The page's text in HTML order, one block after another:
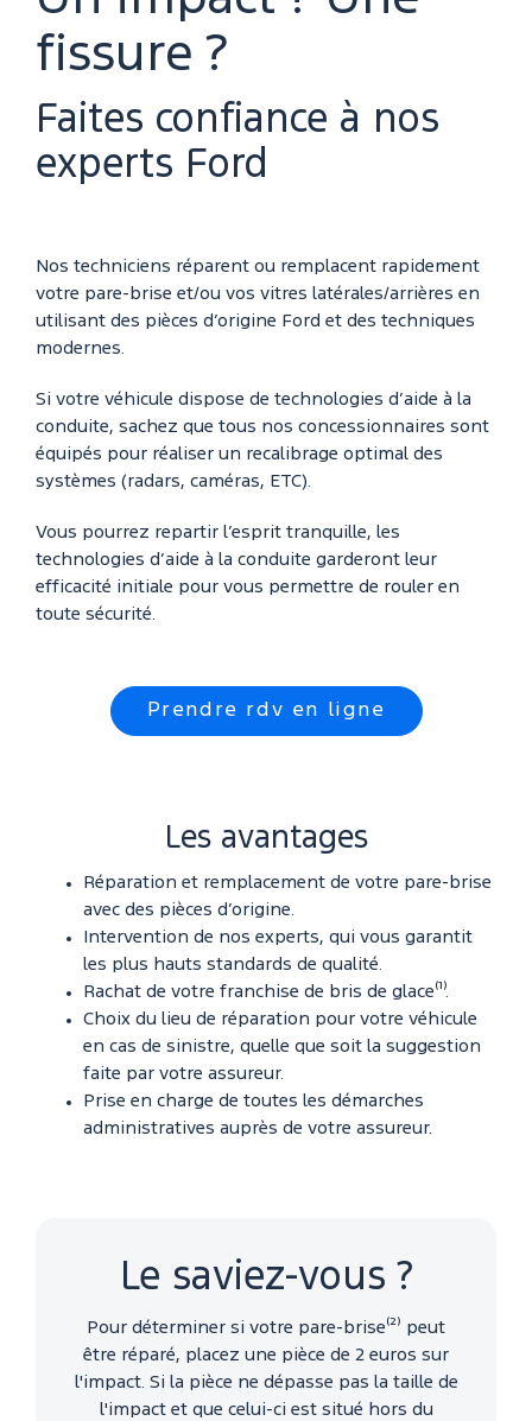
fissure ?
Faites confiance à nos
experts Ford
Nos techniciens réparent ou remplacent rapidement
votre pare-brise et/ou vos vitres latérales/arrières en
utilisant des pièces d’origine Ford et des techniques
modernes.
Si votre véhicule dispose de technologies d’aide à la
conduite, sachez que tous nos concessionnaires sont
équipés pour réaliser un recalibrage optimal des
systèmes (radars, caméras, ETC).
Vous pourrez repartir l’esprit tranquille, les
technologies d’aide à la conduite garderont leur
efficacité initiale pour vous permettre de rouler en
toute sécurité.
Prendre rdv en ligne
Les avantages
Réparation et remplacement de votre pare-brise
avec des pièces d’origine.
Intervention de nos experts, qui vous garantit
les plus hauts standards de qualité.
Rachat de votre franchise de bris de glace⁽¹⁾.
Choix du lieu de réparation pour votre véhicule
en cas de sinistre, quelle que soit la suggestion
faite par votre assureur.
Prise en charge de toutes les démarches
administratives auprès de votre assureur.
Le saviez-vous ?
Pour déterminer si votre pare-brise⁽²⁾ peut
être réparé, placez une pièce de 2 euros sur
l'impact. Si la pièce ne dépasse pas la taille de
l'impact et que celui-ci est situé hors du